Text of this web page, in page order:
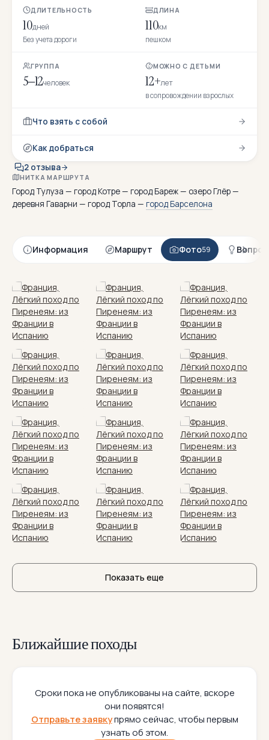
ДЛИТЕЛЬНОСТЬ
10дней
Без учета дороги
ДЛИНА
110км
пешком
ГРУППА
5–12человек
МОЖНО С ДЕТЬМИ
12+лет
в сопровождении взрослых
Что взять с собой
Как добраться
2 отзыва
НИТКА МАРШРУТА
Город Тулуза — город Котре — город Бареж — озеро Глёр —
деревня Гаварни — город Торла — город Барселона
Информация Маршрут Фото59
Показать еще
Ближайшие походы
Сроки пока не опубликованы на сайте, вскоре
они появятся!
Отправьте заявкупрямо сейчас, чтобы первым
узнать об этом.